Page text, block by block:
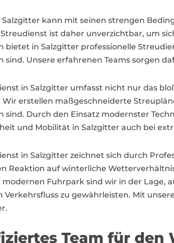
kann mit seinen strengen
ist daher unverzichtbar, um
bietet in Salzgitter professionelle
sind. Unsere erfahrenen Teams sorgen
in Salzgitter umfasst nicht nur das
erstellen maßgeschneiderte
sind. Durch den Einsatz modernster
und Mobilität in Salzgitter auch bei
in Salzgitter zeichnet sich durch
Reaktion auf winterliche
Fuhrpark sind wir in der Lage,
Verkehrsfluss zu gewährleisten. Mit
Team für den